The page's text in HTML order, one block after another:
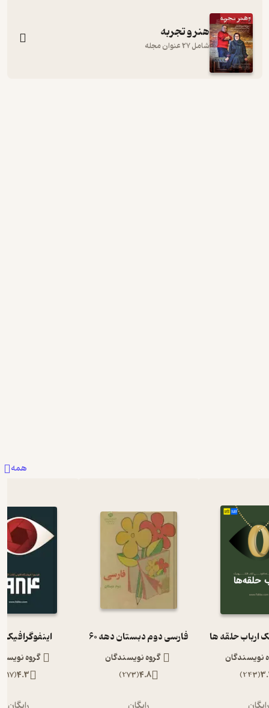
هنر و تجربه
شامل 27 عنوان مجله
همه
ارباب حلقه ها
نویسندگان
(
243
)
فارسی دوم دبستان دهه 60
گروه نویسندگان
4.8
(
273
)
اینفوگرافیک 1984
گروه
4.3
(
117